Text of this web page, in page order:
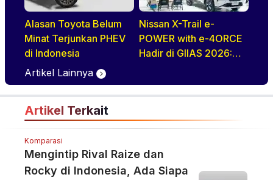
Alasan Toyota Belum
Minat Terjunkan PHEV
di Indonesia
Nissan X-Trail e-
POWER with e-4ORCE
Hadir di GIIAS 2026:
Kenyamanan, dan
Teknologi Elektrifikasi
Artikel Lainnya
Artikel Terkait
Komparasi
Mengintip Rival Raize dan
Rocky di Indonesia, Ada Siapa